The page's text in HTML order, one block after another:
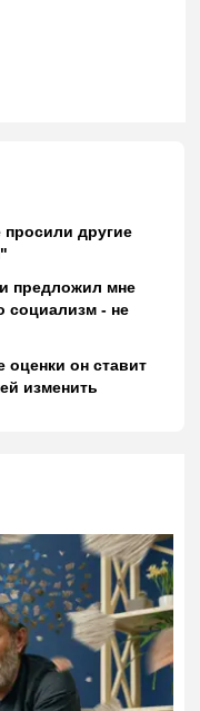
другие
предложил мне
социализм - не
оценки он ставит
изменить